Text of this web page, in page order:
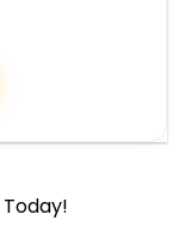
Today!